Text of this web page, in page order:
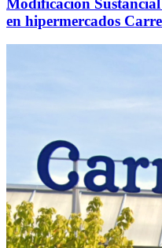
en hipermercados